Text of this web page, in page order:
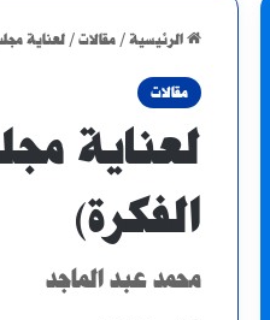
الرئيسية / مقالات / لعناية
مقالات
لعناية
الفكرة)
محمد عبد الماجد